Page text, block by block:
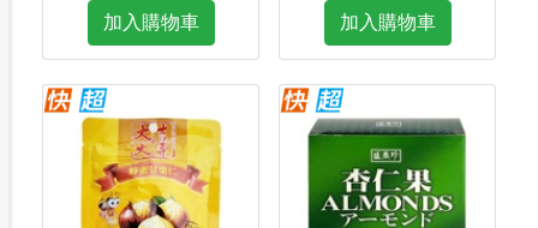
加入購物車 加入購物車